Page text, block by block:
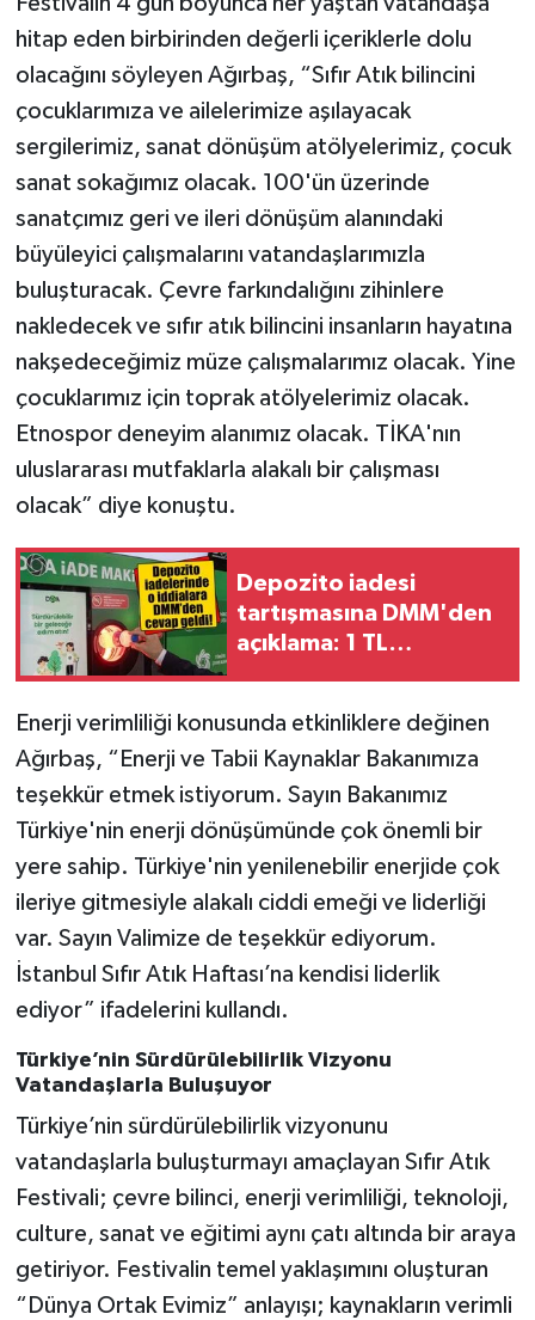
hitap eden birbirinden değerli içeriklerle dolu
olacağını söyleyen Ağırbaş, “Sıfır Atık bilincini
çocuklarımıza ve ailelerimize aşılayacak
sergilerimiz, sanat dönüşüm atölyelerimiz, çocuk
sanat sokağımız olacak. 100'ün üzerinde
sanatçımız geri ve ileri dönüşüm alanındaki
büyüleyici çalışmalarını vatandaşlarımızla
buluşturacak. Çevre farkındalığını zihinlere
nakledecek ve sıfır atık bilincini insanların hayatına
nakşedeceğimiz müze çalışmalarımız olacak. Yine
çocuklarımız için toprak atölyelerimiz olacak.
Etnospor deneyim alanımız olacak. TİKA'nın
uluslararası mutfaklarla alakalı bir çalışması
olacak” diye konuştu.
Depozito iadesi
tartışmasına DMM'den
açıklama: 1 TL
Enerji verimliliği konusunda etkinliklere değinen
Ağırbaş, “Enerji ve Tabii Kaynaklar Bakanımıza
teşekkür etmek istiyorum. Sayın Bakanımız
Türkiye'nin enerji dönüşümünde çok önemli bir
yere sahip. Türkiye'nin yenilenebilir enerjide çok
ileriye gitmesiyle alakalı ciddi emeği ve liderliği
var. Sayın Valimize de teşekkür ediyorum.
İstanbul Sıfır Atık Haftası’na kendisi liderlik
ediyor” ifadelerini kullandı.
Türkiye’nin Sürdürülebilirlik Vizyonu
Vatandaşlarla Buluşuyor
Türkiye’nin sürdürülebilirlik vizyonunu
vatandaşlarla buluşturmayı amaçlayan Sıfır Atık
Festivali; çevre bilinci, enerji verimliliği, teknoloji,
culture, sanat ve eğitimi aynı çatı altında bir araya
getiriyor. Festivalin temel yaklaşımını oluşturan
“Dünya Ortak Evimiz” anlayışı; kaynakların verimli